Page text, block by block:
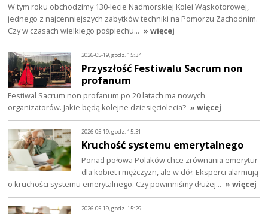
W tym roku obchodzimy 130-lecie Nadmorskiej Kolei Wąskotorowej,
jednego z najcenniejszych zabytków techniki na Pomorzu Zachodnim.
Czy w czasach wielkiego pośpiechu… » więcej
2026-05-19, godz. 15:34
Przyszłość Festiwalu Sacrum non
profanum
Festiwal Sacrum non profanum po 20 latach ma nowych
organizatorów. Jakie będą kolejne dziesięciolecia? » więcej
2026-05-19, godz. 15:31
Kruchość systemu emerytalnego
Ponad połowa Polaków chce zrównania emerytur
dla kobiet i mężczyzn, ale w dół. Eksperci alarmują
o kruchości systemu emerytalnego. Czy powinniśmy dłużej… » więcej
2026-05-19, godz. 15:29